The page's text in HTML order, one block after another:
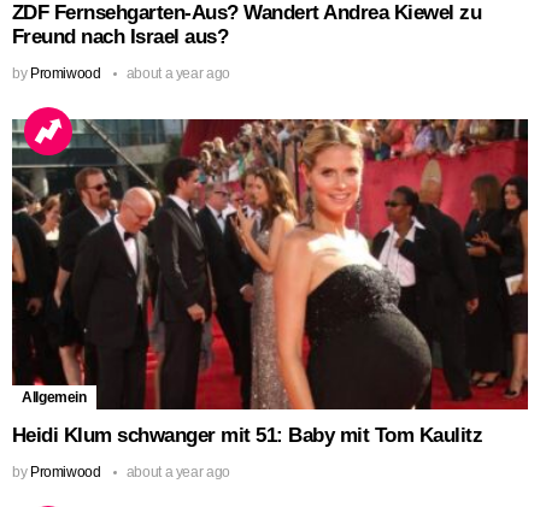
ZDF Fernsehgarten-Aus? Wandert Andrea Kiewel zu
Freund nach Israel aus?
by Promiwood about a year ago
Allgemein
Heidi Klum schwanger mit 51: Baby mit Tom Kaulitz
by Promiwood about a year ago